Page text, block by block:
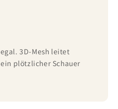
3D-Mesh leitet
plötzlicher Schauer